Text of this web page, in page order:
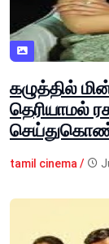
கழுத்தில்
தெரியாமல்
tamil cinema /